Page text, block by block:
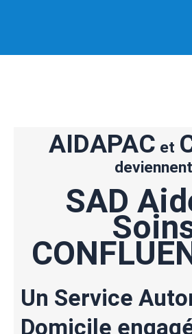
AIDAPAC et
deviennent
SAD
Un Service
Domicile